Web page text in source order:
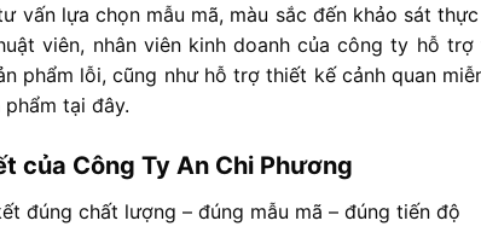
vấn lựa chọn mẫu mã, màu sắc đến khảo sát
viên, nhân viên kinh doanhcủacôngty hỗ trợ
phẩm lỗi,cũng như hỗtrợthiết kế cảnhquan
phẩm tại đây.
của Công Ty An Chi Phương
đúng chất lượng – đúng mẫu mã – đúng tiến độ